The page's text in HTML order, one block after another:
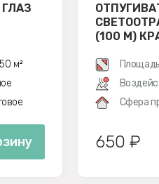
м²
(100 М)
Сфера
650 ₽